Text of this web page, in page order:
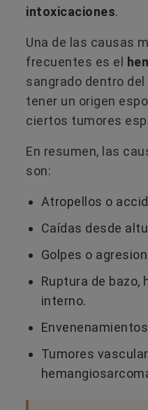
intoxicaciones.
Una de las causas
frecuentes es el
sangrado dentro
tener un origen
ciertos tumores
En resumen, las
son:
Atropellos o
Caídas desde
Golpes o
Ruptura de bazo,
interno.
Tumores